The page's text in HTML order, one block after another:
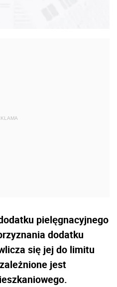
pielęgnacyjnego
dodatku
się jej do limitu
jest